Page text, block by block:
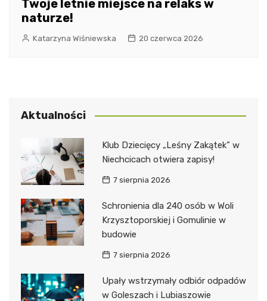
Twoje letnie miejsce na relaks w
naturze!
Katarzyna Wiśniewska 20 czerwca 2026
Aktualności
Klub Dziecięcy „Leśny Zakątek” w
Niechcicach otwiera zapisy!
7 sierpnia 2026
Schronienia dla 240 osób w Woli
Krzysztoporskiej i Gomulinie w
budowie
7 sierpnia 2026
Upały wstrzymały odbiór odpadów
w Goleszach i Lubiaszowie